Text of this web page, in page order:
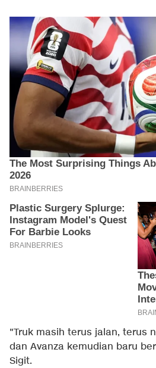
"Truk masih terus jalan, terus
dan Avanza kemudian baru
Sigit.